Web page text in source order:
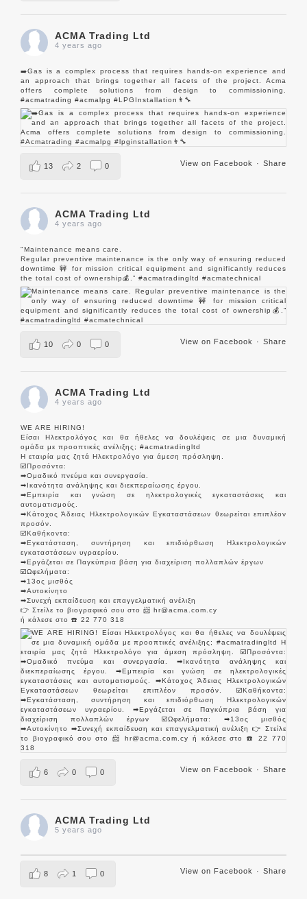
ACMA Trading Ltd
4 years ago
➡️Gas is a complex process that requires hands-on experience and
an approach that brings together all facets of the project. Acma
offers complete solutions from design to commissioning.
#acmatrading #acmalpg #LPGInstallation 👨‍🔧
View on Facebook · Share
13 2 0
ACMA Trading Ltd
4 years ago
"Maintenance means care.
Regular preventive maintenance is the only way of ensuring reduced
downtime 🚧 for mission critical equipment and significantly reduces
the total cost of ownership💰.” #acmatradingltd #acmatechnical
View on Facebook · Share
10 0 0
ACMA Trading Ltd
4 years ago
WE ARE HIRING!
Είσαι Ηλεκτρολόγος και θα ήθελες να δουλέψεις σε μια δυναμική
ομάδα με προοπτικές ανέλιξης; #acmatradingltd
Η εταιρία μας ζητά Ηλεκτρολόγο για άμεση πρόσληψη.
☑️Προσόντα:
➡Ομαδικό πνεύμα και συνεργασία.
➡Ικανότητα ανάληψης και διεκπεραίωσης έργου.
➡Εμπειρία και γνώση σε ηλεκτρολογικές εγκαταστάσεις και
αυτοματισμούς.
➡Κάτοχος Άδειας Ηλεκτρολογικών Εγκαταστάσεων θεωρείται επιπλέον
προσόν.
☑️Καθήκοντα:
➡Εγκατάσταση, συντήρηση και επιδιόρθωση Ηλεκτρολογικών
εγκαταστάσεων υγραερίου.
➡Εργάζεται σε Παγκύπρια βάση για διαχείριση πολλαπλών έργων
☑️Ωφελήματα:
➡13ος μισθός
➡Αυτοκίνητο
➡Συνεχή εκπαίδευση και επαγγελματική ανέλιξη
👉 Στείλε το βιογραφικό σου στο 📨 hr@acma.com.cy
ή κάλεσε στο ☎️ 22 770 318
View on Facebook · Share
6 0 0
ACMA Trading Ltd
5 years ago
View on Facebook · Share
8 1 0